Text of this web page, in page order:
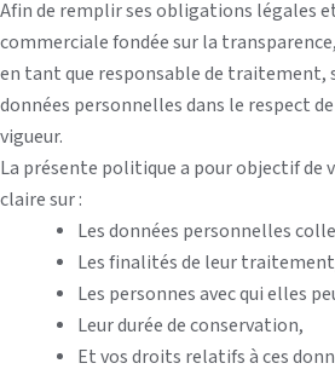
Afin de remplir ses obligations légales
commerciale fondée sur la transparence,
en tant que responsable de traitement,
données personnelles dans le respect
vigueur.
La présente politique a pour objectif de
claire sur :
Les données personnelles
Les finalités de leur
Les personnes avec qui elles
Leur durée de conservation,
Et vos droits relatifs à ces